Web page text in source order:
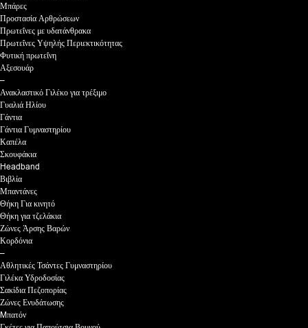
Μπάρες
Προστασία Αρθρώσεων
Πρωτεΐνες με υδατάνθρακα
Πρωτεΐνες Υψηλής Περιεκτικότητας
Φυτική πρωτεΐνη
Αξεσουάρ
–
Ανακλαστικό Γιλέκο για τρέξιμο
Γυαλιά Ηλίου
Γάντια
Γάντια Γυμναστηρίου
Καπέλα
Σκουφάκια
Headband
Βιβλία
Μπαντάνες
Θήκη Για κινητό
Θήκη για τζελάκια
Ζώνες Άρσης Βαρών
Κορδόνια
–
Αθλητικές Τσάντες Γυμναστηρίου
Γιλέκα Υδροδοσίας
Σακίδια Πεζοπορίας
Ζώνες Ενυδάτωσης
Mπατόν